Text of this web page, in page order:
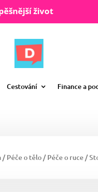
život
Cestování Finance a
/ Péče o tělo / Péče o ruce /